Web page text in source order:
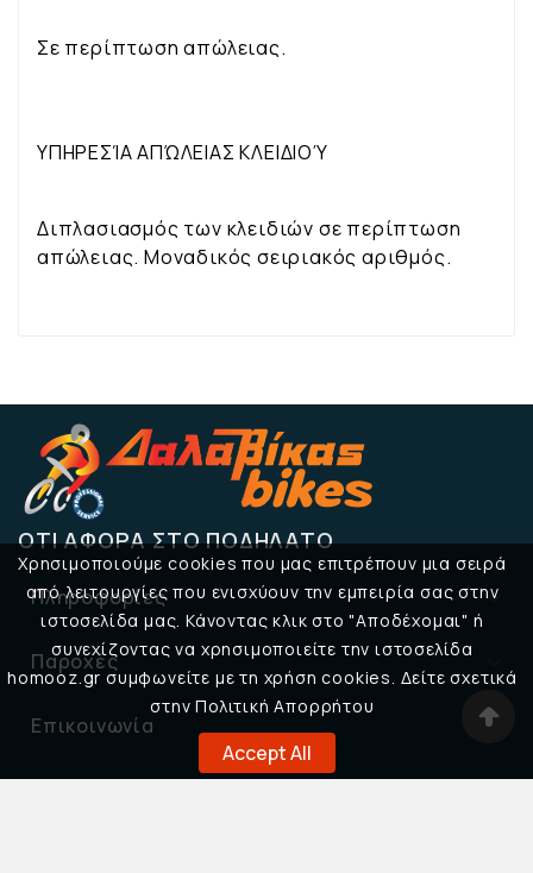
Χρησιμοποιούμε cookies που μας επιτρέπουν μια σειρά
από λειτουργίες που ενισχύουν την εμπειρία σας στην
ιστοσελίδα μας. Κάνοντας κλικ στο "Αποδέχομαι" ή
συνεχίζοντας να χρησιμοποιείτε την ιστοσελίδα
homooz.gr συμφωνείτε με τη χρήση cookies. Δείτε σχετικά
στην Πολιτική Απορρήτου
Accept All
Σε περίπτωση απώλειας.
ΥΠΗΡΕΣΊΑ ΑΠΏΛΕΙΑΣ ΚΛΕΙΔΙΟΎ
Διπλασιασμός των κλειδιών σε περίπτωση
απώλειας. Μοναδικός σειριακός αριθμός.
ΌΤΙ ΑΦΟΡΆ ΣΤΟ ΠΟΔΉΛΑΤΟ
Πληροφορίες 
Παροχές
Επικοινωνία 